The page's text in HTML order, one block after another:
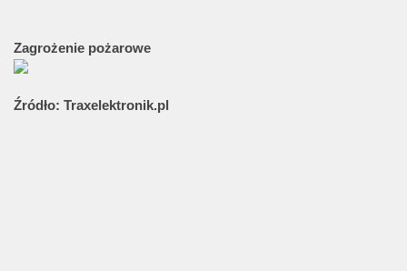
Zagrożenie pożarowe
Źródło: Traxelektronik.pl